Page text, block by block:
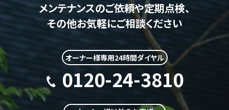
メンテナンスのご依頼や定期点検、
その他お気軽にご相談ください
オーナー様専用24時間ダイヤル
0120-24-3810